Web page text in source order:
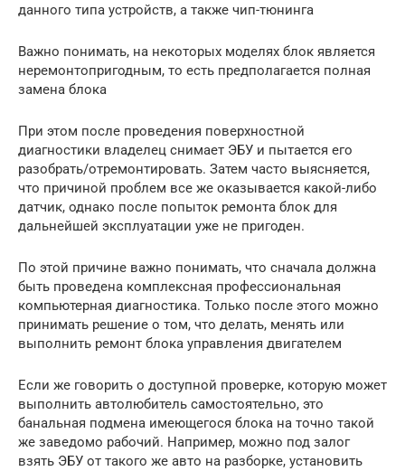
данного типа устройств, а также чип-тюнинга
Важно понимать, на некоторых моделях блок является
неремонтопригодным, то есть предполагается полная
замена блока
При этом после проведения поверхностной
диагностики владелец снимает ЭБУ и пытается его
разобрать/отремонтировать. Затем часто выясняется,
что причиной проблем все же оказывается какой-либо
датчик, однако после попыток ремонта блок для
дальнейшей эксплуатации уже не пригоден.
По этой причине важно понимать, что сначала должна
быть проведена комплексная профессиональная
компьютерная диагностика. Только после этого можно
принимать решение о том, что делать, менять или
выполнить ремонт блока управления двигателем
Если же говорить о доступной проверке, которую может
выполнить автолюбитель самостоятельно, это
банальная подмена имеющегося блока на точно такой
же заведомо рабочий. Например, можно под залог
взять ЭБУ от такого же авто на разборке, установить